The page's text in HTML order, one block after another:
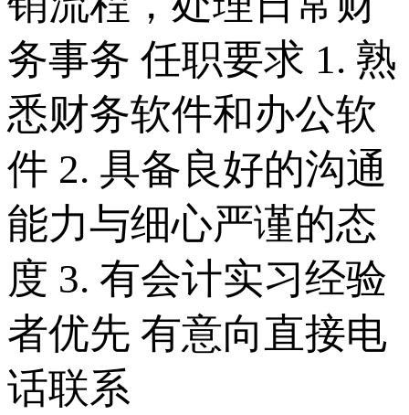
务事务 任职要求 1. 熟
悉财务软件和办公软
件 2. 具备良好的沟通
能力与细心严谨的态
度 3. 有会计实习经验
者优先 有意向直接电
话联系